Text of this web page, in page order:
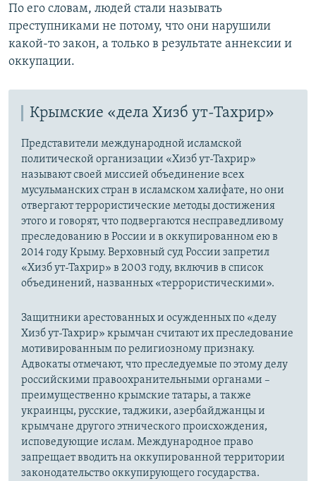
По его словам, людей стали называть
преступниками не потому, что они нарушили
какой-то закон, а только в результате аннексии и
оккупации.
Крымские «дела Хизб ут-Тахрир»
Представители международной исламской
политической организации «Хизб ут-Тахрир»
называют своей миссией объединение всех
мусульманских стран в исламском халифате, но они
отвергают террористические методы достижения
этого и говорят, что подвергаются несправедливому
преследованию в России и в оккупированном ею в
2014 году Крыму. Верховный суд России запретил
«Хизб ут-Тахрир» в 2003 году, включив в список
объединений, названных «террористическими».
Защитники арестованных и осужденных по «делу
Хизб ут-Тахрир» крымчан считают их преследование
мотивированным по религиозному признаку.
Адвокаты отмечают, что преследуемые по этому делу
российскими правоохранительными органами –
преимущественно крымские татары, а также
украинцы, русские, таджики, азербайджанцы и
крымчане другого этнического происхождения,
исповедующие ислам. Международное право
запрещает вводить на оккупированной территории
законодательство оккупирующего государства.